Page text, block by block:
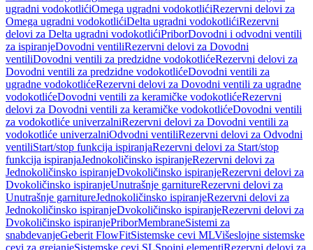
ugradni vodokotlićiOmega ugradni vodokotlićiRezervni delovi za
Omega ugradni vodokotlićiDelta ugradni vodokotlićiRezervni
delovi za Delta ugradni vodokotlićiPriborDovodni i odvodni ventili
za ispiranjeDovodni ventiliRezervni delovi za Dovodni
ventiliDovodni ventili za predzidne vodokotlićeRezervni delovi za
Dovodni ventili za predzidne vodokotlićeDovodni ventili za
ugradne vodokotlićeRezervni delovi za Dovodni ventili za ugradne
vodokotlićeDovodni ventili za keramičke vodokotlićeRezervni
delovi za Dovodni ventili za keramičke vodokotlićeDovodni ventili
za vodokotliće univerzalniRezervni delovi za Dovodni ventili za
vodokotliće univerzalniOdvodni ventiliRezervni delovi za Odvodni
ventiliStart/stop funkcija ispiranjaRezervni delovi za Start/stop
funkcija ispiranjaJednokoličinsko ispiranjeRezervni delovi za
Jednokoličinsko ispiranjeDvokoličinsko ispiranjeRezervni delovi za
Dvokoličinsko ispiranjeUnutrašnje garnitureRezervni delovi za
Unutrašnje garnitureJednokoličinsko ispiranjeRezervni delovi za
Jednokoličinsko ispiranjeDvokoličinsko ispiranjeRezervni delovi za
Dvokoličinsko ispiranjePriborMembraneSistemi za
snabdevanjeGeberit FlowFitSistemske cevi MLVišeslojne sistemske
cevi za grejanjeSistemske cevi SLSpojni elementiRezervni delovi za